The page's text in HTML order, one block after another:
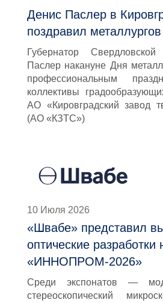
Денис Паслер в
поздравил
Губернатор
Паслер накануне Дня
профессиональным
коллективы
АО «Кировградский завод
(АО «КЗТС»)
10 Июля 2026
«Швабе» представил
оптические разработки
«ИННОПРОМ-2026»
Среди экспонатов —
стереоскопический